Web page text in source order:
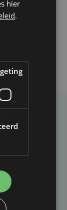
in dit
hier
.